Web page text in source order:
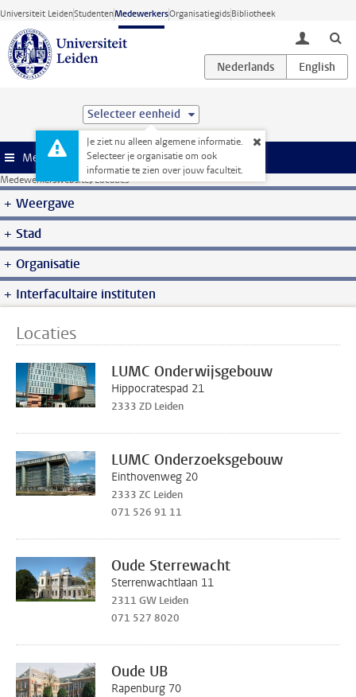
Ga direct naar de inhoud
Universiteit LeidenStudentenMedewerkersOrganisatiegidsBibliotheek
toggle
Selecteer eenheid
Je ziet nu alleen algemene informatie.
Selecteer je organisatie om ook
informatie te zien over jouw faculteit.
Menu
Medewerkerswebsite Locaties
Weergave
Stad
Organisatie
Interfacultaire instituten
Locaties
LUMC Onderwijsgebouw
Hippocratespad 21
2333 ZD Leiden
LUMC Onderzoeksgebouw
Einthovenweg 20
2333 ZC Leiden
071 526 91 11
Oude Sterrewacht
Sterrenwachtlaan 11
2311 GW Leiden
071 527 8020
Oude UB
Rapenburg 70